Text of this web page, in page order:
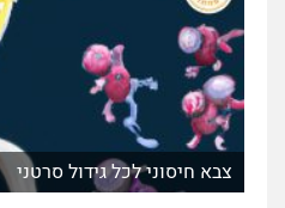
צבא חיסוני לכל גידול סרטני